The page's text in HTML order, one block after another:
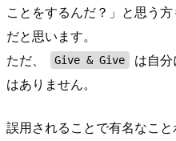
ことをするんだ？」と思う
だと思います。
ただ、
Give & Give
は自
はありません。
誤用されることで有名なこ